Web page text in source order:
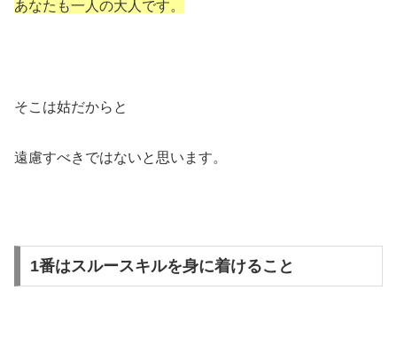
あなたも一人の大人です。
そこは姑だからと
遠慮すべきではないと思います。
1番はスルースキルを身に着けること